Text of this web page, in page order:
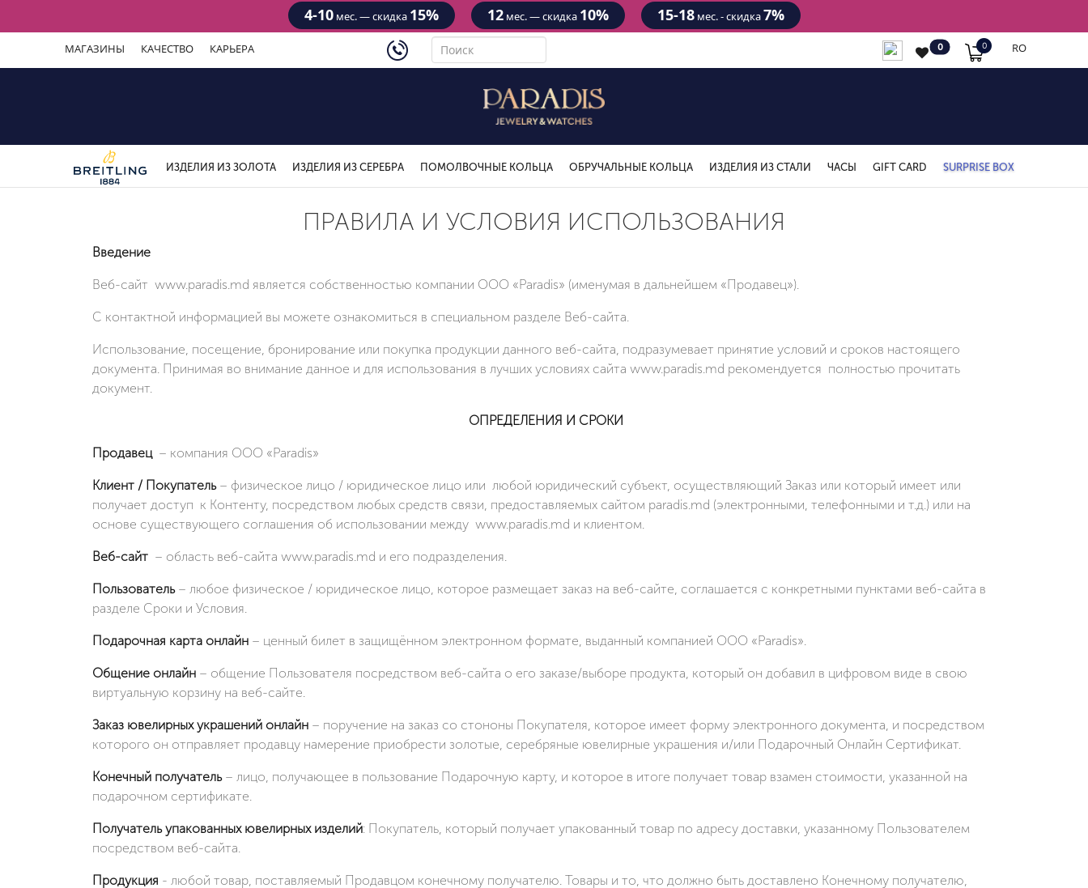
4-10мес. — скидка 15% 12мес. — скидка 10% 15-18мес. - скидка7%
МАГАЗИНЫ КАЧЕСТВО КАРЬЕРА 4434 RO
0 0
ИЗДЕЛИЯ ИЗ ЗОЛОТА ИЗДЕЛИЯ ИЗ СЕРЕБРА ПОМОЛВОЧНЫЕ КОЛЬЦА ОБРУЧАЛЬНЫЕ КОЛЬЦА ИЗДЕЛИЯ ИЗ СТАЛИ ЧАСЫ GIFT CARD SURPRISE BOX
ПРАВИЛА И УСЛОВИЯ ИСПОЛЬЗОВАНИЯ
Введение
Веб-сайт www.paradis.md является собственностью компании ООО «Paradis» (именумая в дальнейшем «Продавец»).
С контактной информацией вы можете ознакомиться в специальном разделе Веб-сайта.
Использование, посещение, бронирование или покупка продукции данного веб-сайта, подразумевает принятие условий и сроков настоящего
документа. Принимая во внимание данное и для использования в лучших условиях сайта www.paradis.md рекомендуется полностью прочитать
документ.
ОПРЕДЕЛЕНИЯ И СРОКИ
Продавец – компания ООО «Paradis»
Клиент / Покупатель– физическое лицо / юридическое лицо или любой юридический субъект, осуществляющий Заказ или который имеет или
получает доступ к Контенту, посредством любых средств связи, предоставляемых сайтом paradis.md (электронными, телефонными и т.д.) или на
основе существующего соглашения об использовании между www.paradis.md и клиентом.
Веб-сайт – область веб-сайта www.paradis.md и его подразделения.
Пользователь – любое физическое / юридическое лицо, которое размещает заказ на веб-сайте, соглашается с конкретными пунктами веб-сайта в
разделе Сроки и Условия.
Подарочная карта онлайн – ценный билет в защищённом электронном формате, выданный компанией ООО «Paradis».
Общение онлайн – общение Пользователя посредством веб-сайта о его заказе/выборе продукта, который он добавил в цифровом виде в свою
виртуальную корзину на веб-сайте.
Заказ ювелирных украшений онлайн – поручение на заказ со стононы Покупателя, которое имеет форму электронного документа, и посредством
которого он отправляет продавцу намерение приобрести золотые, серебряные ювелирные украшения и/или Подарочный Онлайн Сертификат.
Конечный получатель – лицо, получающее в пользование Подарочную карту, и которое в итоге получает товар взамен стоимости, указанной на
подарочном сертификате.
Получатель упакованных ювелирных изделий: Покупатель, который получает упакованный товар по адресу доставки, указанному Пользователем
посредством веб-сайта.
Продукция - любой товар, поставляемый Продавцом конечному получателю. Товары и то, что должно быть доставлено Конечному получателю,